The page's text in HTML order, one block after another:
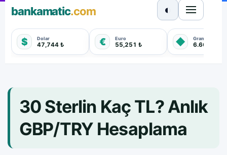
bankamatic.com
$ Dolar
47,744 ₺ € Euro
55,251 ₺ ◆ Gram Altın
6.660,550
◐
30 Sterlin Kaç TL? Anlık
GBP/TRY Hesaplama